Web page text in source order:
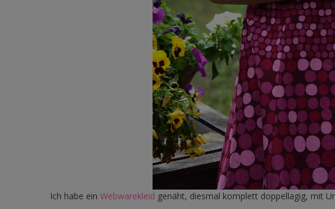
Ich habe ein Webwarekleid genäht, diesmal komplett doppellagig, mit